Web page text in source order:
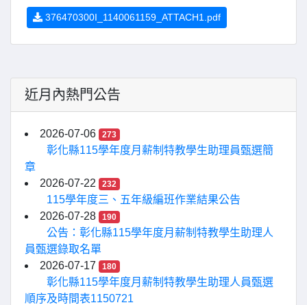
376470300I_1140061159_ATTACH1.pdf
近月內熱門公告
2026-07-06 273
彰化縣115學年度月薪制特教學生助理員甄選簡
章
2026-07-22
232
115學年度三、五年級編班作業結果公告
2026-07-28
190
公告：彰化縣115學年度月薪制特教學生助理人
員甄選錄取名單
2026-07-17
180
彰化縣115學年度月薪制特教學生助理人員甄選
順序及時間表1150721